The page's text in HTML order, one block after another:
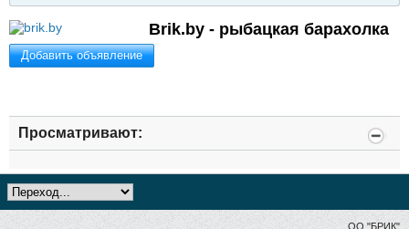
Brik.by - рыбацкая барахолка
Добавить объявление
Просматривают:
ОО "БРИК"